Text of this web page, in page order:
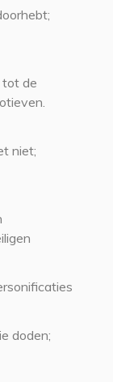
tot de
niet;
doden;